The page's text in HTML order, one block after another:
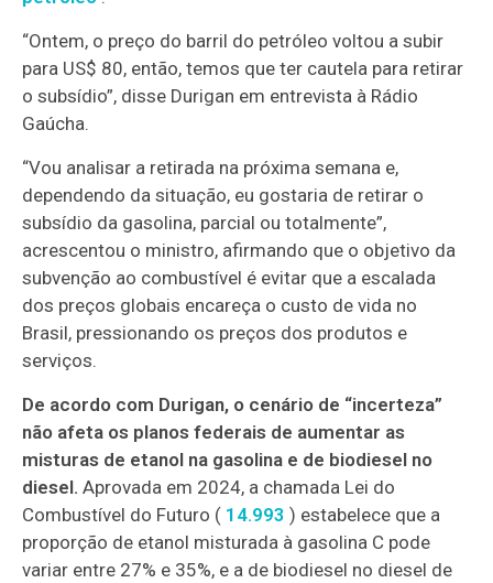
“Ontem, o preço do barril do petróleo voltou a subir
para US$ 80, então, temos que ter cautela para retirar
o subsídio”, disse Durigan em entrevista à Rádio
Gaúcha.
“Vou analisar a retirada na próxima semana e,
dependendo da situação, eu gostaria de retirar o
subsídio da gasolina, parcial ou totalmente”,
acrescentou o ministro, afirmando que o objetivo da
subvenção ao combustível é evitar que a escalada
dos preços globais encareça o custo de vida no
Brasil, pressionando os preços dos produtos e
serviços.
De acordo com Durigan, o cenário de “incerteza”
não afeta os planos federais de aumentar as
misturas de etanol na gasolina e de biodiesel no
diesel. Aprovada em 2024, a chamada Lei do
Combustível do Futuro ( 14.993 ) estabelece que a
proporção de etanol misturada à gasolina C pode
variar entre 27% e 35%, e a de biodiesel no diesel de